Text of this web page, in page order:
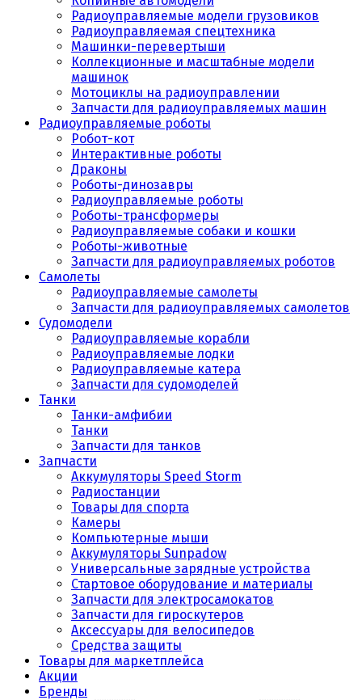
Радиоуправляемые модели грузовиков
Радиоуправляемая спецтехника
Машинки-перевертыши
Коллекционные и масштабные модели
машинок
Мотоциклы на радиоуправлении
Запчасти для радиоуправляемых машин
Радиоуправляемые роботы
Робот-кот
Интерактивные роботы
Драконы
Роботы-динозавры
Радиоуправляемые роботы
Роботы-трансформеры
Радиоуправляемые собаки и кошки
Роботы-животные
Запчасти для радиоуправляемых роботов
Самолеты
Радиоуправляемые самолеты
Запчасти для радиоуправляемых самолетов
Судомодели
Радиоуправляемые корабли
Радиоуправляемые лодки
Радиоуправляемые катера
Запчасти для судомоделей
Танки
Танки-амфибии
Танки
Запчасти для танков
Запчасти
Аккумуляторы Speed Storm
Радиостанции
Товары для спорта
Камеры
Компьютерные мыши
Аккумуляторы Sunpadow
Универсальные зарядные устройства
Стартовое оборудование и материалы
Запчасти для электросамокатов
Запчасти для гироскутеров
Аксессуары для велосипедов
Средства защиты
Товары для маркетплейса
Акции
Бренды